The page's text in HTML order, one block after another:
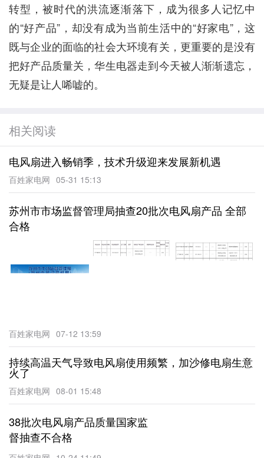
转型，被时代的洪流逐渐落下，成为很多人记忆中
的“好产品”，却没有成为当前生活中的“好家电”，这
既与企业的面临的社会大环境有关，更重要的是没有
把好产品质量关，华生电器走到今天被人渐渐遗忘，
无疑是让人唏嘘的。
相关阅读
电风扇进入畅销季，技术升级迎来发展新机遇
百姓家电网 05-31 15:13
苏州市市场监督管理局抽查20批次电风扇产品 全部
合格
百姓家电网 07-12 13:59
持续高温天气导致电风扇使用频繁，加沙修电扇生意
火了
百姓家电网 08-01 15:48
38批次电风扇产品质量国家监
督抽查不合格